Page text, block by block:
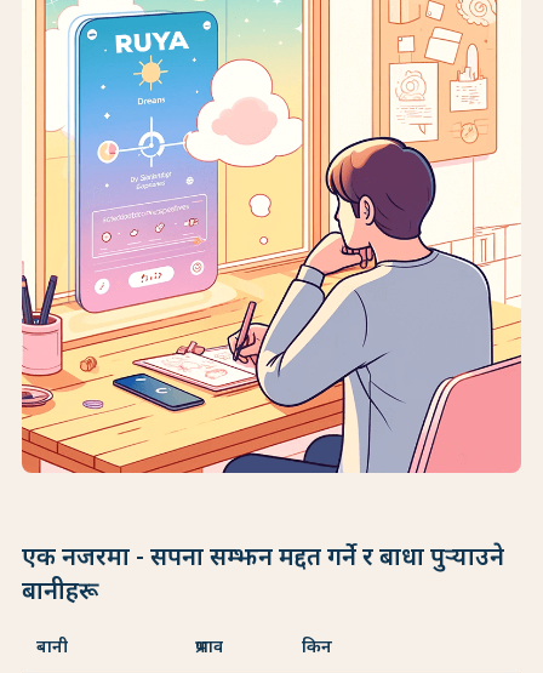
एक नजरमा - सपना सम्झन मद्दत गर्ने र बाधा पुर्‍याउने
बानीहरू
बानी प्रभाव किन